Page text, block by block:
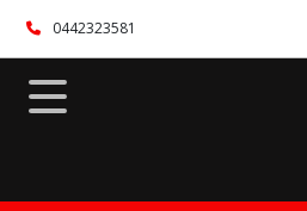
0442323581